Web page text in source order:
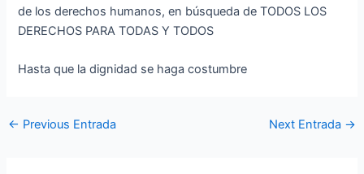
de los derechos humanos, en búsqueda de TODOS LOS
DERECHOS PARA TODAS Y TODOS
Hasta que la dignidad se haga costumbre
← Previous Entrada Next Entrada →